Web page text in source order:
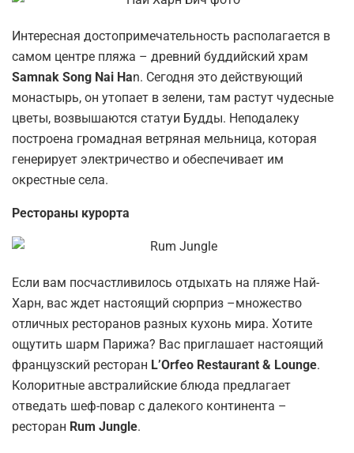
Интересная достопримечательность располагается в
самом центре пляжа – древний буддийский храм
Samnak Song Nai Han. Сегодня это действующий
монастырь, он утопает в зелени, там растут чудесные
цветы, возвышаются статуи Будды. Неподалеку
построена громадная ветряная мельница, которая
генерирует электричество и обеспечивает им
окрестные села.
Рестораны курорта
Если вам посчастливилось отдыхать на пляже Най-
Харн, вас ждет настоящий сюрприз –множество
отличных ресторанов разных кухонь мира. Хотите
ощутить шарм Парижа? Вас приглашает настоящий
французский ресторан L’Orfeo Restaurant & Lounge.
Колоритные австралийские блюда предлагает
отведать шеф-повар с далекого континента –
ресторан Rum Jungle.